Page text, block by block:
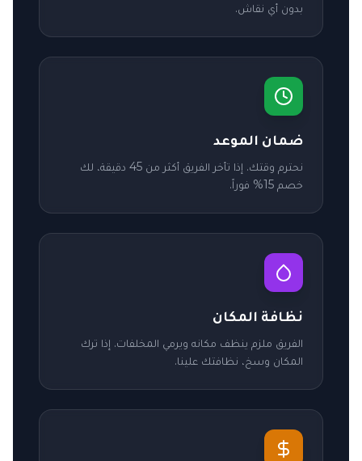
بدون أي نقاش.
ضمان الموعد
نحترم وقتك. إذا تأخر الفريق أكثر من 45 دقيقة، لك
خصم 15% فوراً.
نظافة المكان
الفريق ملزم ينظف مكانه ويرمي المخلفات. إذا ترك
المكان وسخ، نظافتك علينا.